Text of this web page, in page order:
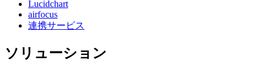
Lucidchart
airfocus
連携サービス
ソリューション